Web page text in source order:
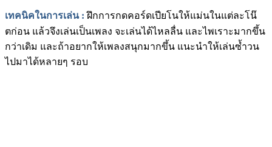
เทคนิคในการเล่น: ฝึกการกดคอร์ดเปียโนให้แม่นในแต่ละโน๊
ตก่อน แล้วจึงเล่นเป็นเพลง จะเล่นได้ไหลลื่น และไพเราะมากขึ้น
กว่าเดิม และถ้าอยากให้เพลงสนุกมากขึ้น แนะนำให้เล่นซ้ำวน
ไปมาได้หลายๆ รอบ